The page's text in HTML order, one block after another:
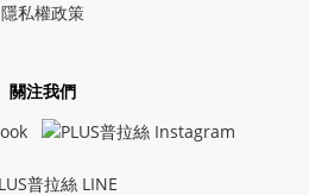
隱私權政策
關注我們